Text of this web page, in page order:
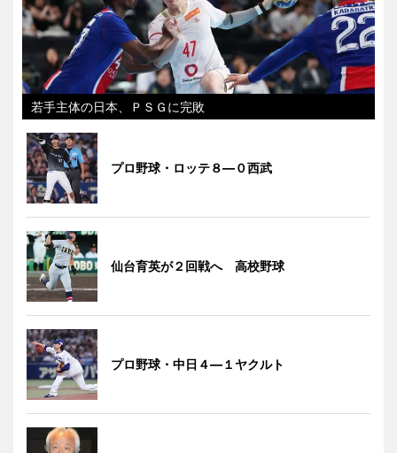
若手主体の日本、ＰＳＧに完敗
プロ野球・ロッテ８―０西武
仙台育英が２回戦へ 高校野球
プロ野球・中日４―１ヤクルト